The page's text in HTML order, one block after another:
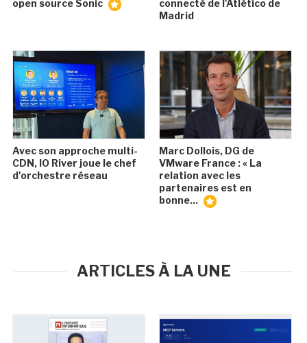
open source Sonic
connecté de l'Atlético de
Madrid
Avec son approche multi-
CDN, IO River joue le chef
d'orchestre réseau
Marc Dollois, DG de
VMware France : « La
relation avec les
partenaires est en
bonne...
ARTICLES À LA UNE